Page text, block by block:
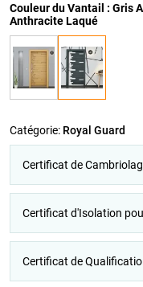
Couleur du Vantail : Gris
Anthracite Laqué
Catégorie: Royal Guard
Certificat de
Certificat d'Isolation
Certificat de